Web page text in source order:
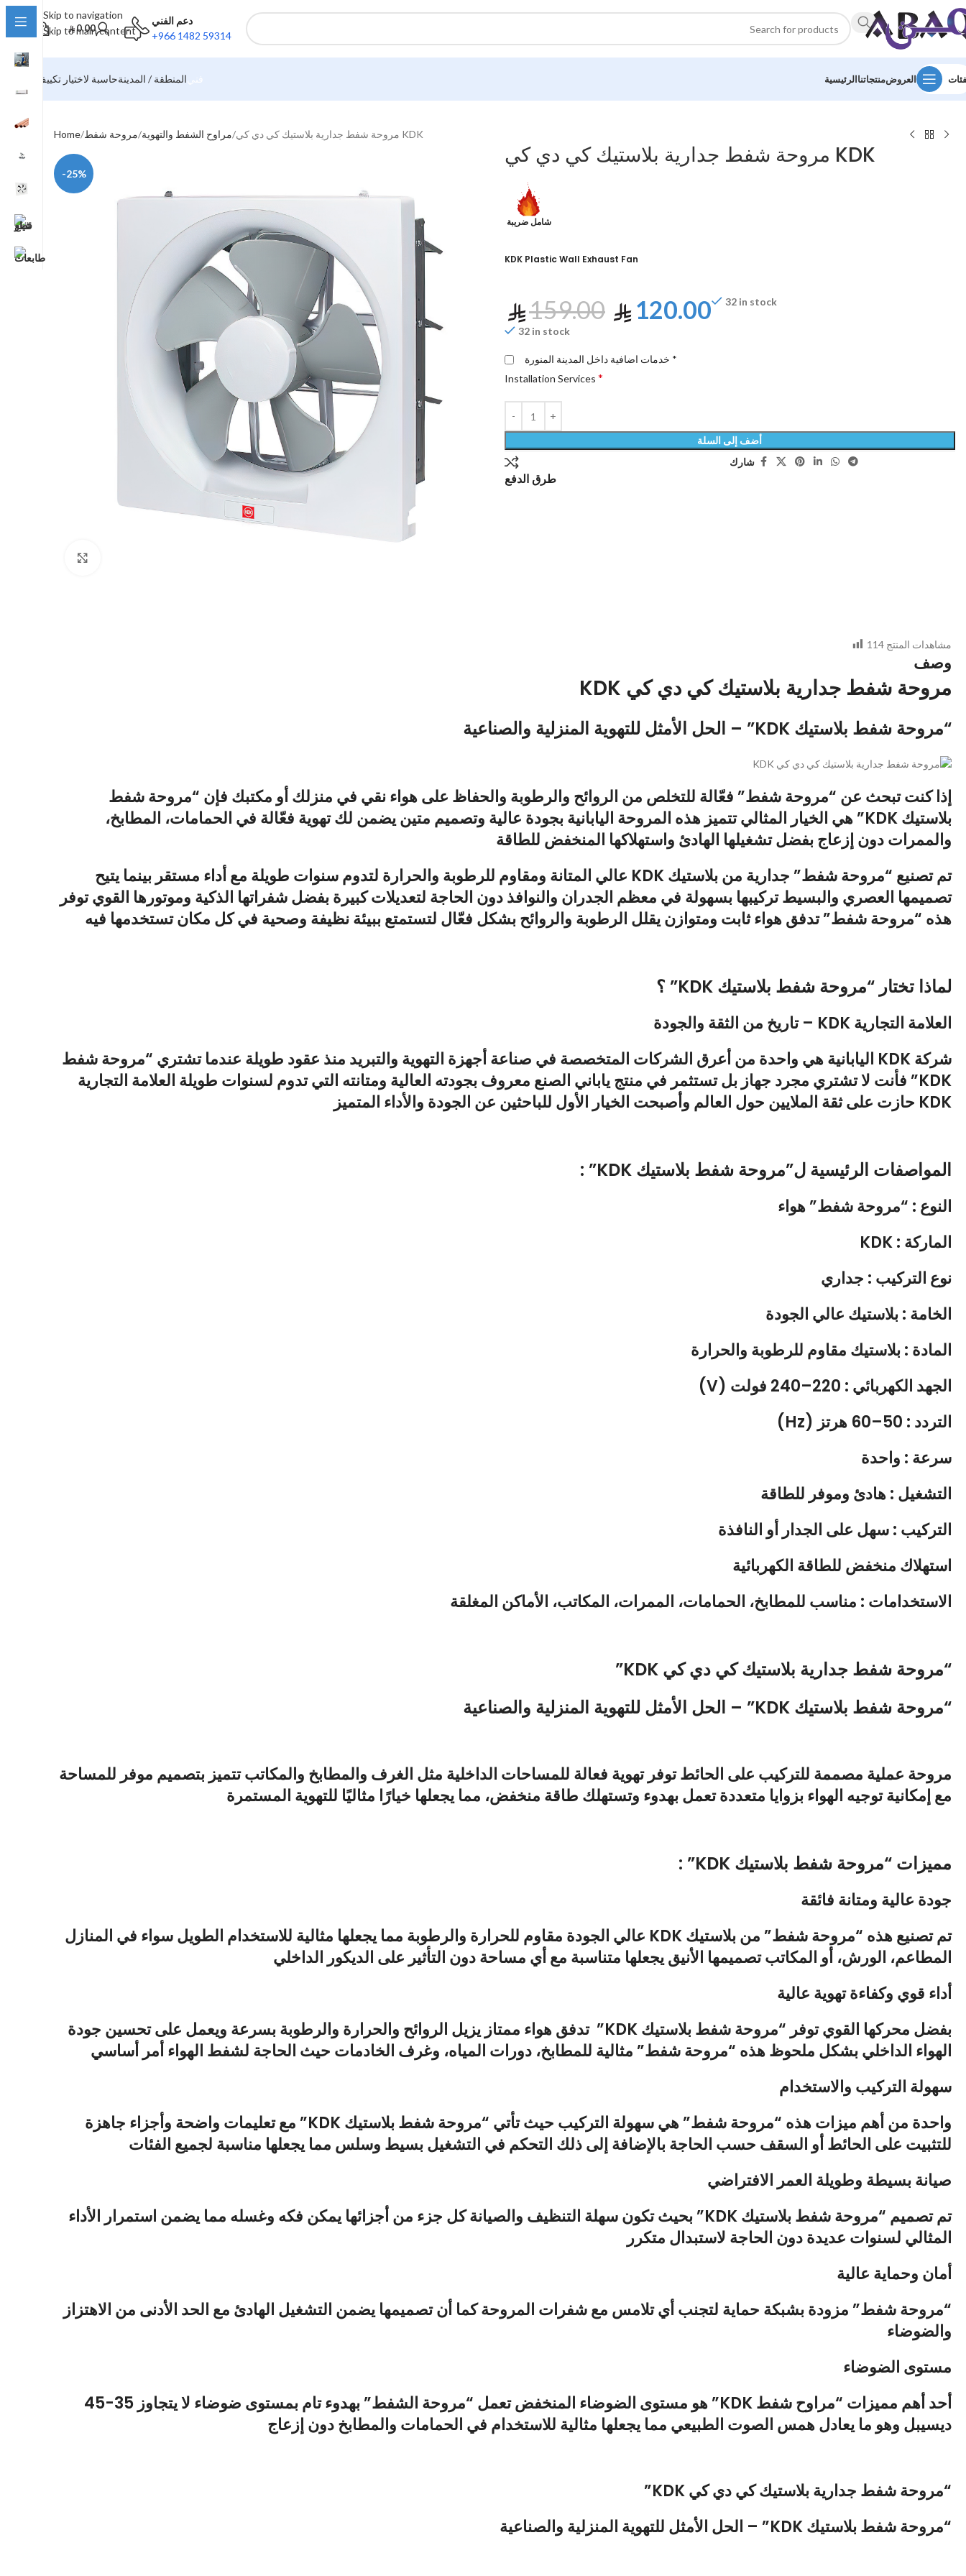
Skip to navigation
Skip to main content
0.00
دعم الفني
+966 1482 59314
حاسبة لاختيار تكييفالمنطقة / المدينةفني الرئيسيةمنتجاتناالعروض
Home مروحة شفط مراوح الشفط والتهوية مروحة شفط جدارية بلاستيك كي دي كي KDK
-25%
مروحة شفط جدارية بلاستيك كي دي كي KDK
KDK Plastic Wall Exhaust Fan
159.00 120.00 32 in stock
32 in stock
خدمات اضافية داخل المدينة المنورة *
Installation Services *
أضف إلى السلة
شارك
طرق الدفع
مشاهدات المنتج 114
وصف
مروحة شفط جدارية بلاستيك كي دي كي KDK
“مروحة شفط بلاستيك KDK” – الحل الأمثل للتهوية المنزلية والصناعية
إذا كنت تبحث عن “مروحة شفط” فعّالة للتخلص من الروائح والرطوبة والحفاظ على هواء نقي في منزلك أو مكتبك فإن “مروحة شفط
بلاستيك KDK”
هي الخيار المثالي تتميز هذه المروحة اليابانية بجودة عالية وتصميم متين يضمن لك تهوية فعّالة في الحمامات، المطابخ،
والممرات دون إزعاج بفضل تشغيلها الهادئ واستهلاكها المنخفض للطاقة
تم تصنيع “مروحة شفط” جدارية منبلاستيك KDK عالي المتانة
ومقاوم للرطوبة والحرارة لتدوم سنوات طويلة مع أداء مستقر بينما يتيح
تصميمها العصري والبسيط تركيبها بسهولة في معظم الجدران والنوافذ دون الحاجة لتعديلات كبيرة بفضل شفراتها الذكية وموتورها القوي توفر
هذه “مروحة شفط” تدفق هواء ثابت ومتوازن يقلل الرطوبة والروائح بشكل فعّال لتستمتع ببيئة نظيفة وصحية في كل مكان تستخدمها فيه
لماذا تختار “مروحة شفط بلاستيك KDK” ؟
العلامة التجارية KDK – تاريخ من الثقة والجودة
شركة KDK اليابانية هي واحدة من أعرق الشركات المتخصصة في صناعة أجهزة التهوية والتبريد منذ عقود طويلة عندما تشتري “
مروحة شفط
KDK”
فأنت لا تشتري مجرد جهاز بل تستثمر في منتج ياباني الصنع معروف بجودته العالية ومتانته التي تدوم لسنوات طويلة العلامة التجارية
KDK حازت على ثقة الملايين حول العالم وأصبحت الخيار الأول للباحثين عن الجودة والأداء المتميز
المواصفات الرئيسية ل”مروحة شفط بلاستيك KDK” :
النوع : “مروحة شفط” هواء
الماركة :
نوع التركيب : جداري
الخامة : بلاستيك عالي الجودة
المادة :بلاستيك مقاوم للرطوبة والحرارة
الجهد الكهربائي :
التردد :
سرعة : واحدة
التشغيل :هادئ وموفر للطاقة
التركيب :سهل على الجدار أو النافذة
استهلاك منخفض للطاقة الكهربائية
الاستخدامات : مناسب للمطابخ، الحمامات، الممرات، المكاتب، الأماكن المغلقة
“مروحة شفط جدارية بلاستيك كي دي كي KDK”
“مروحة شفط بلاستيك KDK” – الحل الأمثل للتهوية المنزلية والصناعية
مروحة عملية مصممة للتركيب على الحائط توفر تهوية فعالة للمساحات الداخلية مثل الغرف والمطابخ والمكاتب تتميز بتصميم موفر للمساحة
مع إمكانية توجيه الهواء بزوايا متعددة تعمل بهدوء وتستهلك طاقة منخفض، مما يجعلها خيارًا مثاليًا للتهوية المستمرة
مميزات “مروحة شفط بلاستيك KDK” :
جودة عالية ومتانة فائقة
تم تصنيع هذه “مروحة شفط” منبلاستيك KDK
عالي الجودة مقاوم للحرارة والرطوبة مما يجعلها مثالية للاستخدام الطويل سواء في المنازل
المطاعم، الورش، أو المكاتب تصميمها الأنيق يجعلها متناسبة مع أي مساحة دون التأثير على الديكور الداخلي
أداء قوي وكفاءة تهوية عالية
بفضل محركها القوي توفر “مروحة شفط بلاستيك KDK”
تدفق هواء ممتاز يزيل الروائح والحرارة والرطوبة بسرعة ويعمل على تحسين جودة
الهواء الداخلي بشكل ملحوظ هذه “مروحة شفط” مثالية للمطابخ، دورات المياه، وغرف الخادمات حيث الحاجة لشفط الهواء أمر أساسي
سهولة التركيب والاستخدام
واحدة من أهم ميزات هذه “مروحة شفط” هي سهولة التركيب حيث تأتي “مروحة شفط بلاستيك KDK”
مع تعليمات واضحة وأجزاء جاهزة
للتثبيت على الحائط أو السقف حسب الحاجة بالإضافة إلى ذلك التحكم في التشغيل بسيط وسلس مما يجعلها مناسبة لجميع الفئات
صيانة بسيطة وطويلة العمر الافتراضي
تم تصميم “مروحة شفط بلاستيك KDK”
بحيث تكون سهلة التنظيف والصيانة كل جزء من أجزائها يمكن فكه وغسله مما يضمن استمرار الأداء
المثالي لسنوات عديدة دون الحاجة لاستبدال متكرر
أمان وحماية عالية
“مروحة شفط” مزودة بشبكة حماية لتجنب أي تلامس مع شفرات المروحة كما أن تصميمها يضمن التشغيل الهادئ مع الحد الأدنى من الاهتزاز
والضوضاء
مستوى الضوضاء
أحد أهم مميزات “مراوح شفط KDK” هو مستوى الضوضاء المنخفض تعمل “
مروحة الشفط”
بهدوء تام بمستوى ضوضاء لا يتجاوز 35-45
ديسيبل وهو ما يعادل همس الصوت الطبيعي مما يجعلها مثالية للاستخدام في الحمامات والمطابخ دون إزعاج
“مروحة شفط جدارية بلاستيك كي دي كي KDK”
“مروحة شفط بلاستيك KDK” – الحل الأمثل للتهوية المنزلية والصناعية